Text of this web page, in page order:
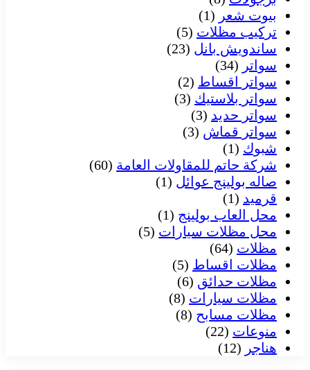
بيوت شعر (1)
تركيب مظلات (5)
ساندويش بانل (23)
سواتر (34)
سواتر اقساط (2)
سواتر بلاستيك (3)
سواتر حديد (3)
سواتر قماش (3)
شبوك (1)
شركة حاتم للمقاولات العامة (60)
صاله بولينج عوائل (1)
قرميد (1)
محل العاب بولينج (1)
محل مظلات سيارات (5)
مظلات (64)
مظلات اقساط (5)
مظلات حدائق (6)
مظلات سيارات (8)
مظلات مسابح (8)
منوعات (22)
هناجر (12)